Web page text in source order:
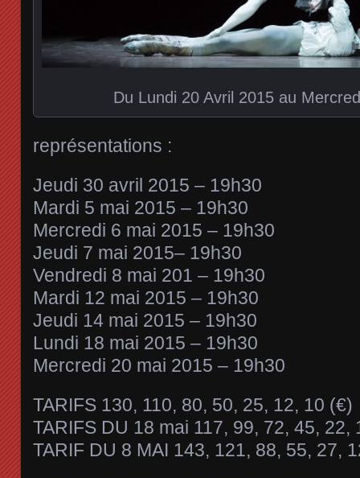
Du Lundi 20 Avril 2015 au
représentations :
Jeudi 30 avril 2015 – 19h30
Mardi 5 mai 2015 – 19h30
Mercredi 6 mai 2015 – 19h30
Jeudi 7 mai 2015– 19h30
Vendredi 8 mai 201 – 19h30
Mardi 12 mai 2015 – 19h30
Jeudi 14 mai 2015 – 19h30
Lundi 18 mai 2015 – 19h30
Mercredi 20 mai 2015 – 19h30
TARIFS 130, 110, 80, 50, 25, 12, 10 (€)
TARIFS DU 18 mai 117, 99, 72, 45, 22,
TARIF DU 8 MAI 143, 121, 88, 55, 27,